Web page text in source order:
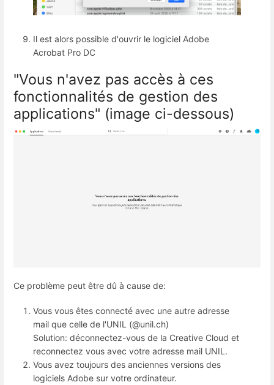
Il est alors possible d'ouvrir le logiciel Adobe
Acrobat Pro DC
"Vous n'avez pas accès à ces
fonctionnalités de gestion des
applications" (image ci-dessous)
Ce problème peut être dû à cause de:
Vous vous êtes connecté avec une autre adresse
mail que celle de l'UNIL (@unil.ch)
Solution: déconnectez-vous de la Creative Cloud et
reconnectez vous avec votre adresse mail UNIL.
Vous avez toujours des anciennes versions des
logiciels Adobe sur votre ordinateur.